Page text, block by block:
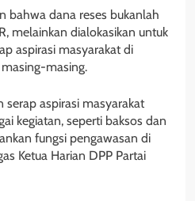
bahwa dana reses bukanlah
melainkan dialokasikan untuk
aspirasi masyarakat di
masing.
serap aspirasi masyarakat
kegiatan, seperti baksos dan
fungsi pengawasan di
Ketua Harian DPP Partai